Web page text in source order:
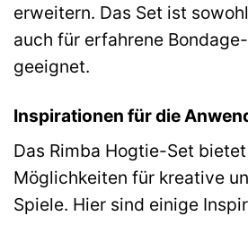
erweitern. Das Set ist
auch für erfahrene
geeignet.
Inspirationen für die
Das Rimba Hogtie-Set
Möglichkeiten für kreative
Spiele. Hier sind einige